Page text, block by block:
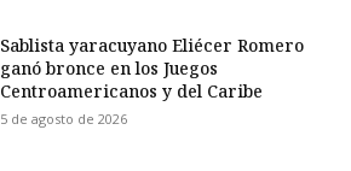
Sablista yaracuyano Eliécer Romero
ganó bronce en los Juegos
Centroamericanos y del Caribe
5 de agosto de 2026